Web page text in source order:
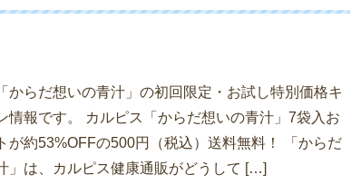
からだ想いの青汁」の初回限定・お試し特別価格キ
情報です。 カルピス「からだ想いの青汁」7袋入お
が約53%OFFの500円（税込）送料無料！ 「からだ
」は、カルピス健康通販がどうして […]